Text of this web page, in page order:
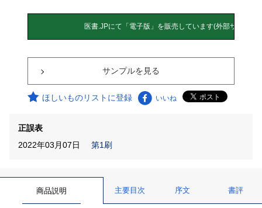
サンプルを見る
ほしいものリストに登録 いいね
正誤表
2022年03月07日
第1刷
商品説明 主要目次 序文 書評